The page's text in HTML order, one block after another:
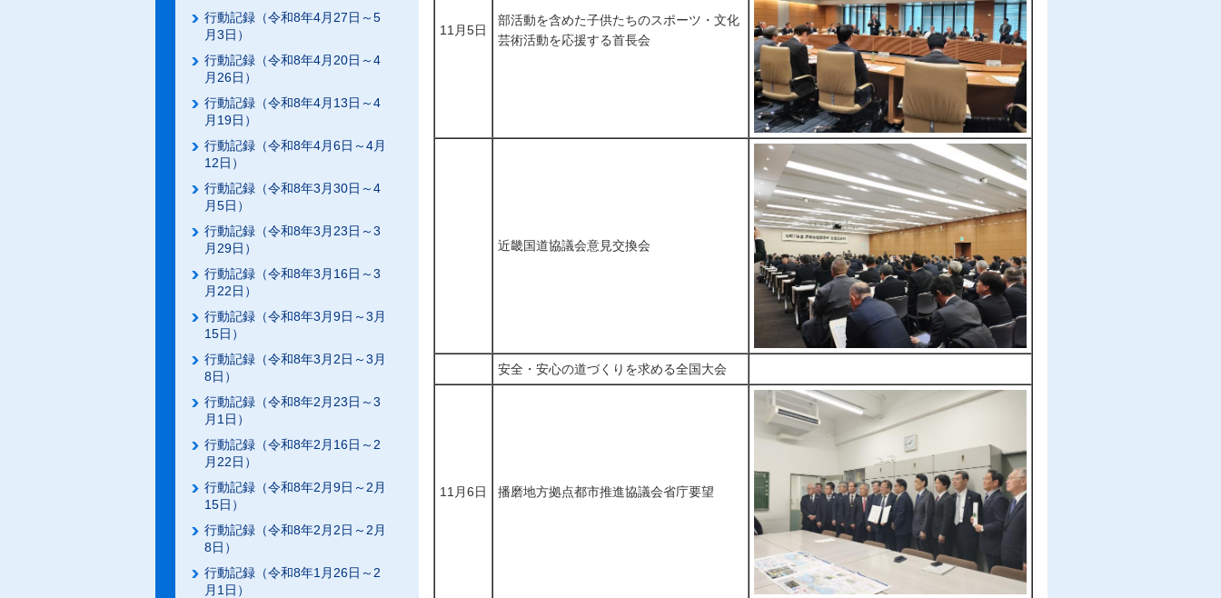
行動記録（令和8年4月27日～5
月3日）
行動記録（令和8年4月20日～4
月26日）
行動記録（令和8年4月13日～4
月19日）
行動記録（令和8年4月6日～4月
12日）
行動記録（令和8年3月30日～4
月5日）
行動記録（令和8年3月23日～3
月29日）
行動記録（令和8年3月16日～3
月22日）
行動記録（令和8年3月9日～3月
15日）
行動記録（令和8年3月2日～3月
8日）
行動記録（令和8年2月23日～3
月1日）
行動記録（令和8年2月16日～2
月22日）
行動記録（令和8年2月9日～2月
15日）
行動記録（令和8年2月2日～2月
8日）
行動記録（令和8年1月26日～2
月1日）
11月5日
部活動を含めた子供たちのスポーツ・文化
芸術活動を応援する首長会
近畿国道協議会意見交換会
安全・安心の道づくりを求める全国大会
11月6日 播磨地方拠点都市推進協議会省庁要望